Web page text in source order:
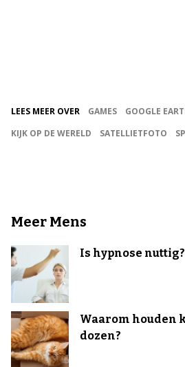
LEES MEER OVER GAMES GOOGLE
KIJK OP DE WERELD
SATELLIETFOTO
Meer Mens
Is hypnose nuttig?
Waarom houden
dozen?